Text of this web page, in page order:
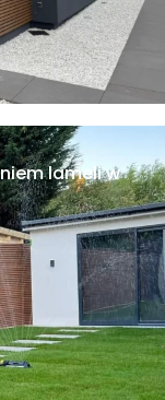
lameli w